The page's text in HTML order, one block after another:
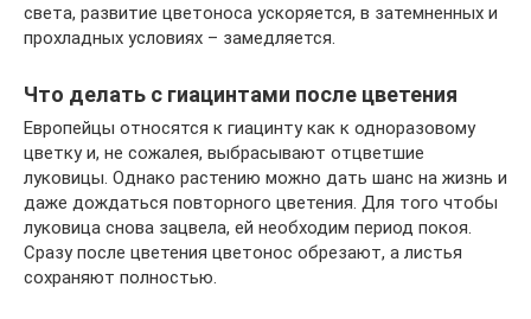
света, развитие цветоноса ускоряется, в затемненных и
прохладных условиях – замедляется.
Что делать с гиацинтами после цветения
Европейцы относятся к гиацинту как к одноразовому
цветку и, не сожалея, выбрасывают отцветшие
луковицы. Однако растению можно дать шанс на жизнь и
даже дождаться повторного цветения. Для того чтобы
луковица снова зацвела, ей необходим период покоя.
Сразу после цветения цветонос обрезают, а листья
сохраняют полностью.